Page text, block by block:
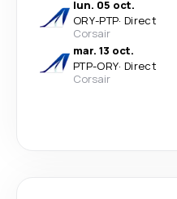
lun. 05 oct.
ORY-PTP· Direct
Corsair
mar. 13 oct.
PTP-ORY· Direct
Corsair